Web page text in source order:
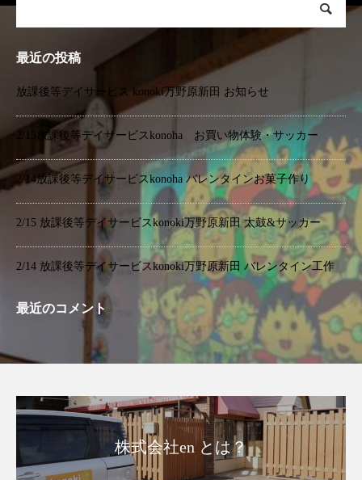
最近の投稿
放課後等デイサービス konoki万野原新田 お知らせ
2/15放課後等デイサービスkonoha お買い物体験・サッカー
2/14放課後等デイサービスkonoha バレンタインお菓子作り
2/15 放課後等デイサービスkonoki万野原新田 太鼓&サッカー
2/14 放課後等デイサービスkonoki万野原新田 バレンタイン工作
最近のコメント
株式会社en とは？